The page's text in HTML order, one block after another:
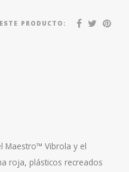
PRODUCTO:
Maestro™ Vibrola y el
roja, plásticos recreados